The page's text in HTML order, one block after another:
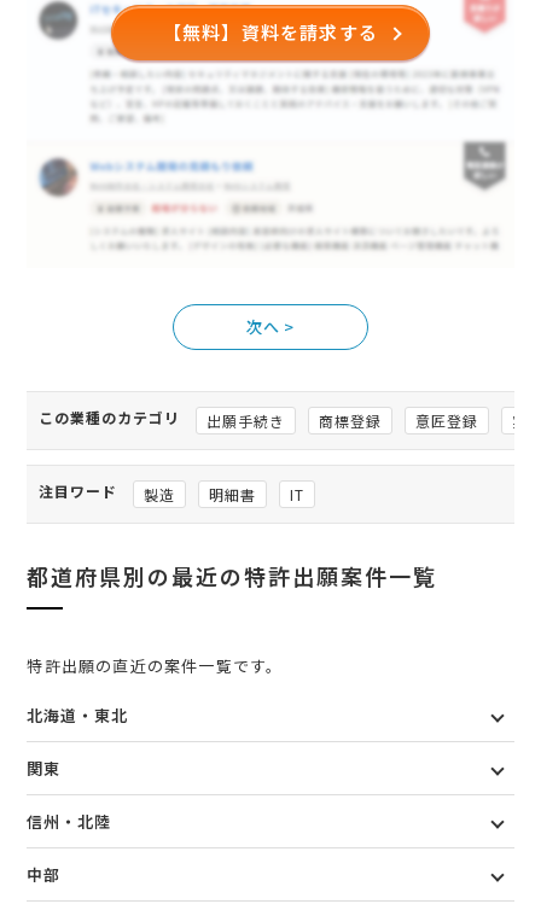
【無料】資料を請求する
>
この業種のカテゴリ 出願手続き 商標登録 意匠登録 実
注目ワード 製造 明細書 IT
都道府県別の最近の特許出願案件一覧
特許出願の直近の案件一覧です。
北海道・東北
関東
信州・北陸
中部